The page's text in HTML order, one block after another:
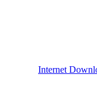
Internet